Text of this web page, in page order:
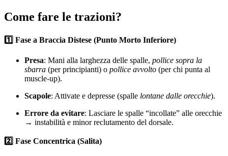
Come fare le trazioni?
1️⃣ Fase a Braccia Distese (Punto Morto Inferiore)
Presa: Mani alla larghezza delle spalle, pollice sopra la
sbarra (per principianti) o pollice avvolto (per chi punta al
muscle-up).
Scapole: Attivate e depresse (spalle lontane dalle orecchie).
Errore da evitare: Lasciare le spalle “incollate” alle orecchie
→ instabilità e minor reclutamento del dorsale.
2️⃣ Fase Concentrica (Salita)